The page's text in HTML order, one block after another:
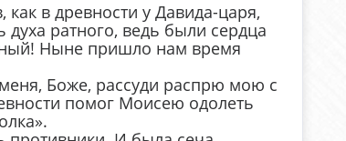
в древности у Давида-царя,
ратного, ведь были сердца
Ныне пришло нам время
Боже, рассуди распрю мою с
помог Моисею одолеть